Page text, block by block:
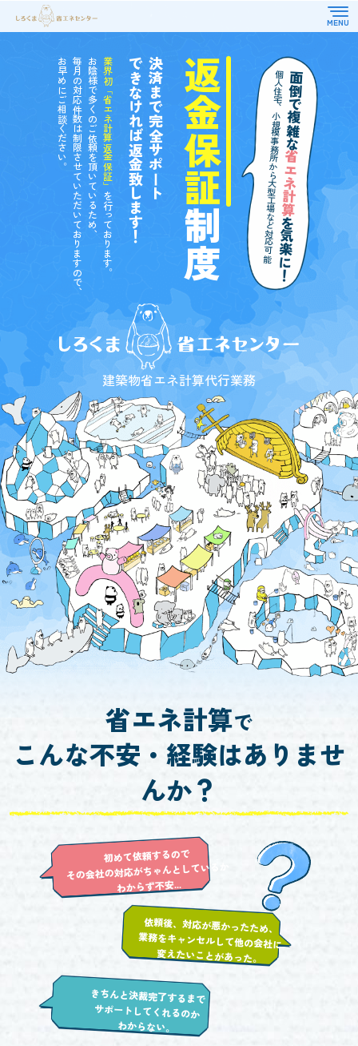
TOP
選ばれる理由
よくある質問
お知らせ
お客様の声
コラム
会社概要
対応業務
省エネ適合性判定
住宅性能評価
CASBEE
その他
返金保証
制度
決済まで完全サポート
できなければ返金致します！
業界初「省エネ計算返金保証」
を行っております。
お陰様で多くのご依頼を頂いているため、
毎月の対応件数は制限させていただいておりますので、
お早めにご相談ください。 面倒で複雑な
省エネ計算
を気楽に！
個人住宅、小規模事務所から大型工場など対応可能
建築物省エネ計算代行業務
省エネ計算で
こんな不安・経験はありませ
んか？
初めて依頼するので
その会社の対応がちゃんとしているか
わからず不安...
依頼後、対応が悪かったため、
業務をキャンセルして他の会社に
変えたいことがあった。
きちんと決裁完了するまで
サポートしてくれるのか
わからない。